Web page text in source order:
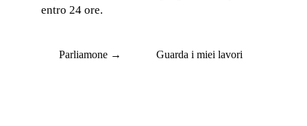
entro 24 ore.
Parliamone → Guarda i miei lavori